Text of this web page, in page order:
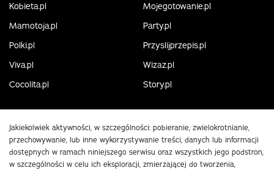
Kobieta.pl
Mojegotowanie.pl
Mamotoja.pl
Party.pl
Polki.pl
Przyslijprzepis.pl
Viva.pl
Wizaz.pl
Cocolita.pl
Story.pl
Jakiekolwiek aktywności, w szczególności: pobieranie, zwielokrotnianie,
przechowywanie, lub inne wykorzystywanie treści, danych lub informacji
dostępnych w ramach niniejszego serwisu oraz wszystkich jego podstron,
w szczególności w celu ich eksploracji, zmierzającej do tworzenia,